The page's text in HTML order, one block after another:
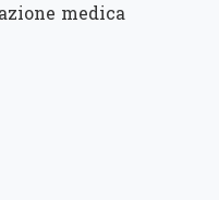
medica